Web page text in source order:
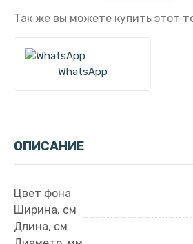
Так же вы можете купить этот
WhatsApp
ОПИСАНИЕ
Цвет фона
Ширина, см
Длина, см